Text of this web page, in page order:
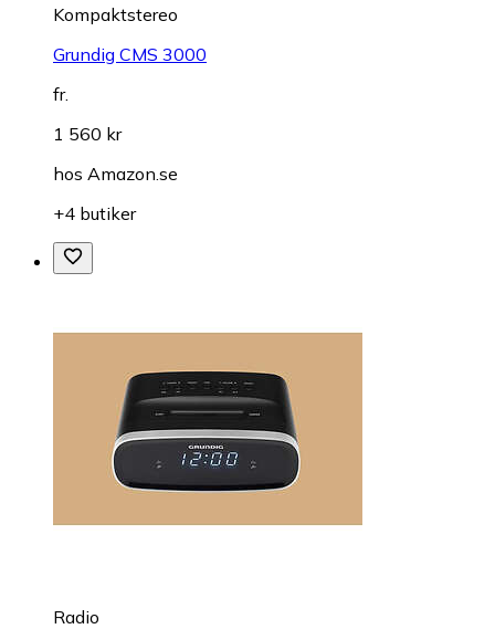
Kompaktstereo
Grundig CMS 3000
fr.
1 560 kr
hos Amazon.se
+4 butiker
Radio